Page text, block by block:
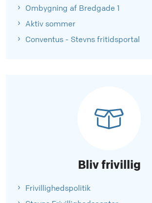
Ombygning af Bredgade 1
Aktiv sommer
Conventus - Stevns fritidsportal
Bliv frivillig
Frivillighedspolitik